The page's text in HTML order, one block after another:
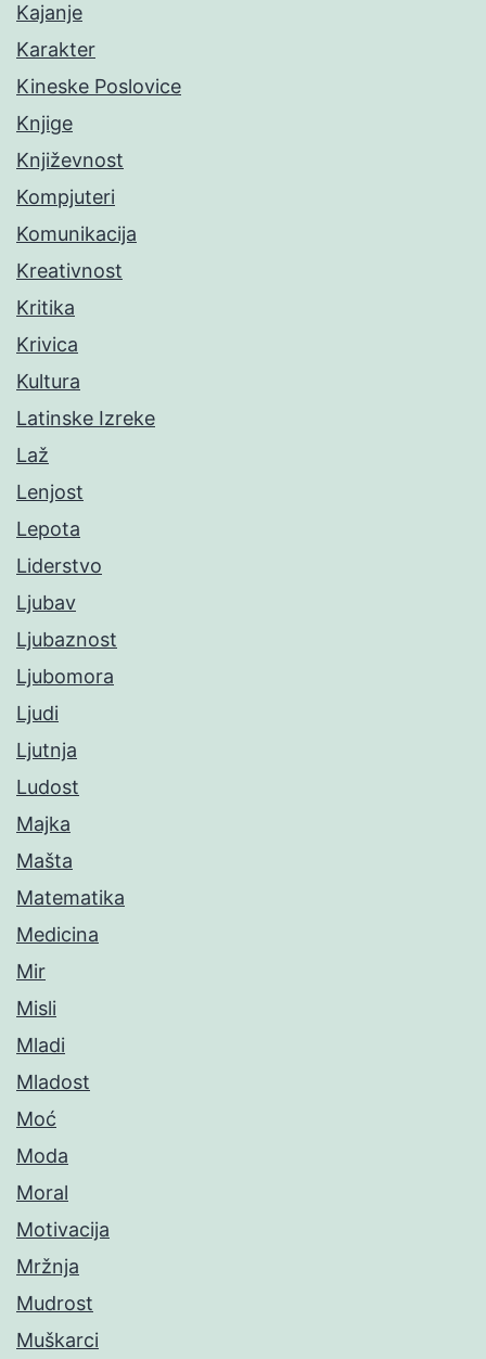
Kajanje
Karakter
Kineske Poslovice
Knjige
Književnost
Kompjuteri
Komunikacija
Kreativnost
Kritika
Krivica
Kultura
Latinske Izreke
Laž
Lenjost
Lepota
Liderstvo
Ljubav
Ljubaznost
Ljubomora
Ljudi
Ljutnja
Ludost
Majka
Mašta
Matematika
Medicina
Mir
Misli
Mladi
Mladost
Moć
Moda
Moral
Motivacija
Mržnja
Mudrost
Muškarci